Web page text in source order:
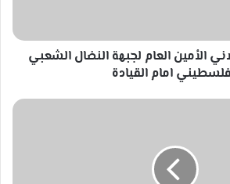
الأمين العام لجبهة النضال الشعبي
امام القيادة